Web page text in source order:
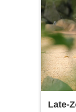
Late-